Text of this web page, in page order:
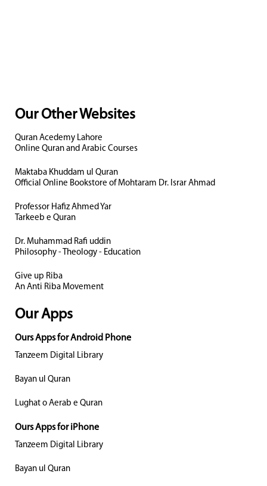
Our Other Websites
Quran Acedemy Lahore
Online Quran and Arabic Courses
Maktaba Khuddam ul Quran
Official Online Bookstore of Mohtaram Dr. Israr Ahmad
Professor Hafiz Ahmed Yar
Tarkeeb e Quran
Dr. Muhammad Rafi uddin
Philosophy - Theology - Education
Give up Riba
An Anti Riba Movement
Our Apps
Ours Apps for Android Phone
Tanzeem Digital Library
Bayan ul Quran
Lughat o Aerab e Quran
Ours Apps for iPhone
Tanzeem Digital Library
Bayan ul Quran